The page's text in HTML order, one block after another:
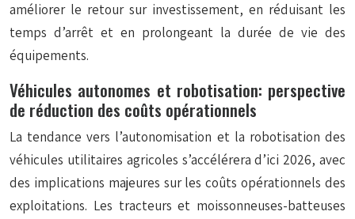
améliorer le retour sur investissement, en réduisant les
temps d’arrêt et en prolongeant la durée de vie des
équipements.
Véhicules autonomes et robotisation: perspective
de réduction des coûts opérationnels
La tendance vers l’autonomisation et la robotisation des
véhicules utilitaires agricoles s’accélérera d’ici 2026, avec
des implications majeures sur les coûts opérationnels des
exploitations. Les tracteurs et moissonneuses-batteuses